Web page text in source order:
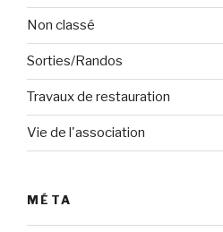
Non classé
Sorties/Randos
Travaux de restauration
Vie de l'association
MÉTA